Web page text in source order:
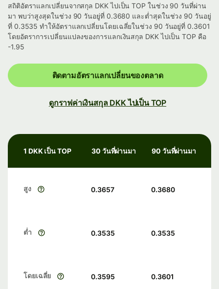
สถิติอัตราแลกเปลี่ยนจากสกุล DKK ไปเป็น TOP ในช่วง 90 วันที่ผ่าน
มา พบว่าสูงสุดในช่วง 90 วันอยู่ที่ 0.3680 และต่ำสุดในช่วง 90 วันอยู่
ที่ 0.3535 ทำให้อัตราแลกเปลี่ยนโดยเฉลี่ยในช่วง 90 วันอยู่ที่ 0.3601
โดยอัตราการเปลี่ยนแปลงของการแลกเงินสกุล DKK ไปเป็น TOP คือ
-1.95
ติดตามอัตราแลกเปลี่ยนของตลาด
ดูกราฟค่าเงินสกุล DKK ไปเป็น TOP
1 DKK เป็น TOP 30 วันที่ผ่านมา 90 วันที่ผ่านมา
สูง 0.3657 0.3680
ต่ำ 0.3535 0.3535
โดยเฉลี่ย 0.3595 0.3601